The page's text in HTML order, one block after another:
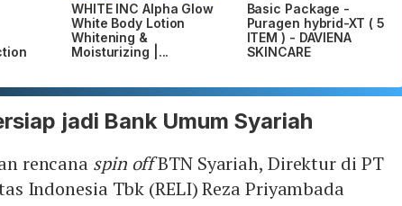
WHITE INC Alpha Glow
White Body Lotion
Whitening &
Moisturizing |...
Basic Package -
Puragen hybrid-XT ( 5
ITEM ) - DAVIENA
SKINCARE
jadi Bank Umum Syariah
rencana spin offBTN Syariah, Direktur di PT
Indonesia Tbk (RELI) Reza Priyambada